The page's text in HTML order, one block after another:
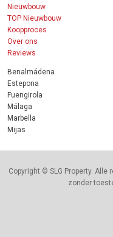
Nieuwbouw
TOP Nieuwbouw
Koopproces
Over ons
Reviews
Benalmádena
Estepona
Fuengirola
Málaga
Marbella
Mijas
Copyright © SLG Property.
zonder